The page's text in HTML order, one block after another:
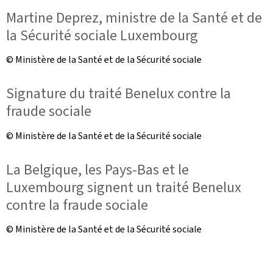
Martine Deprez, ministre de la Santé et de
la Sécurité sociale Luxembourg
© Ministère de la Santé et de la Sécurité sociale
Signature du traité Benelux contre la
fraude sociale
© Ministère de la Santé et de la Sécurité sociale
La Belgique, les Pays-Bas et le
Luxembourg signent un traité Benelux
contre la fraude sociale
© Ministère de la Santé et de la Sécurité sociale